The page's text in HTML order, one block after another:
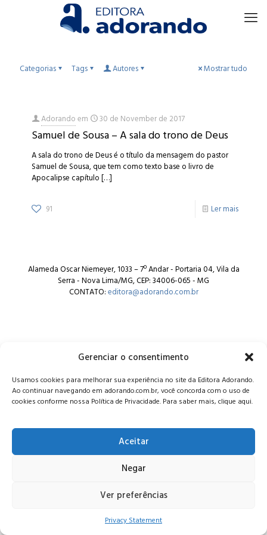
Gerenciar o consentimento
Usamos cookies para melhorar sua experiência no site da Editora Adorando.
Ao continuar navegando em adorando.com.br, você concorda com o uso de
cookies conforme nossa Política de Privacidade. Para saber mais, clique aqui.
Aceitar
Negar
Ver preferências
Privacy Statement
Categorias Tags Autores Mostrar tudo
Adorandoem 30 de November de 2017
Samuel de Sousa – A sala do trono de Deus
A sala do trono de Deus é o título da mensagem do pastor
Samuel de Sousa, que tem como texto base o livro de
Apocalipse capítulo[…]
91 Ler mais
Alameda Oscar Niemeyer, 1033 – 7º Andar - Portaria 04, Vila da
Serra - Nova Lima/MG, CEP: 34006-065 - MG
CONTATO:editora@adorando.com.br
© Editora Adorando 2026. Todos os direitos reservados.
Consulte nossapolítica de privacidade.